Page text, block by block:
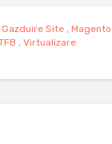
Gazduire Site , Magento
, Virtualizare